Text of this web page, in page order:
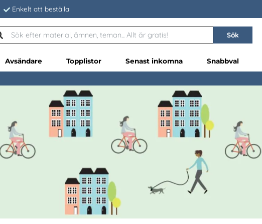
Enkelt att beställa
Sök
Avsändare Topplistor Senast inkomna Snabbval